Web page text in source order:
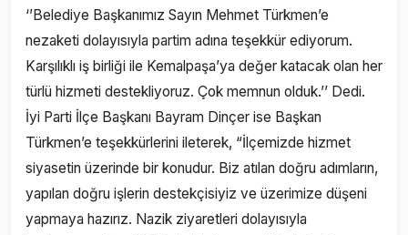
‘’Belediye Başkanımız Sayın Mehmet Türkmen’e
nezaketi dolayısıyla partim adına teşekkür ediyorum.
Karşılıklı iş birliği ile Kemalpaşa’ya değer katacak olan her
türlü hizmeti destekliyoruz. Çok memnun olduk.’’ Dedi.
İyi Parti İlçe Başkanı Bayram Dinçer ise Başkan
Türkmen’e teşekkürlerini ileterek, “İlçemizde hizmet
siyasetin üzerinde bir konudur. Biz atılan doğru adımların,
yapılan doğru işlerin destekçisiyiz ve üzerimize düşeni
yapmaya hazırız. Nazik ziyaretleri dolayısıyla